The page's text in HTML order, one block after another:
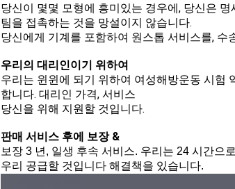
당신이 몇몇 모형에 흥미있는 경우에, 당신은
팀을 접촉하는 것을 망설이지 않습니다.
당신에게 기계를 포함하여 원스톱 서비스를,
우리의 대리인이기 위하여
우리는 윈윈에 되기 위하여 여성해방운동 시험
합니다. 대리인 가격, 서비스
당신을 위해 지원할 것입니다.
판매 서비스 후에 보장 &
보장 3 년, 일생 후속 서비스. 우리는 24 시간으
우리 공급할 것입니다 해결책을 있습니다.